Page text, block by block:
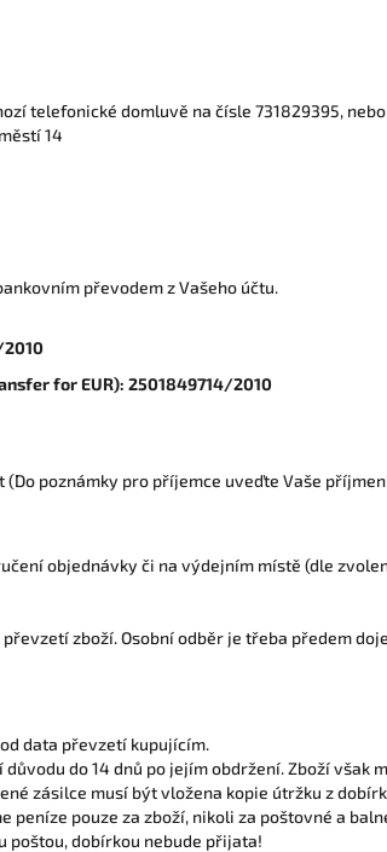
telefonické domluvě na čísle 731829395, nebo
14
převodem z Vašeho účtu.
for EUR): 2501849714/2010
poznámky pro příjemce uveďte Vaše
objednávky či na výdejním místě (dle
zboží. Osobní odběr je třeba předem
data převzetí kupujícím.
do 14 dnů po jejím obdržení. Zboží však
zásilce musí být vložena kopie útržku z
peníze pouze za zboží, nikoli za poštovné a
poštou, dobírkou nebude přijata!